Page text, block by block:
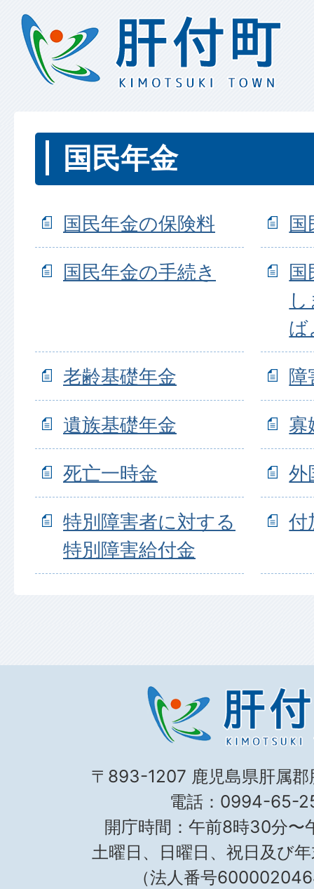
国民年金
国民年金の保険料 国
国民年金の手続き
国
ば
老齢基礎年金 障
遺族基礎年金 寡
死亡一時金 外
特別障害者に対する
特別障害給付金
付
〒893-1207 鹿児島県肝属
電話：0994-65-
開庁時間：午前8時30分〜
土曜日、日曜日、祝日及び
（法人番号